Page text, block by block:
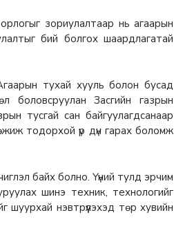
зориулалтаар нь агаарын
бий болгох шаардлагатай
тухай хууль болон бусад
боловсруулан Засгийн газрын
тусгай сан байгуулагдсанаар
тодорхой үр дүн гарах боломж
байх болно. Үүний тулд эрчим
шинэ техник, технологийг
шуурхай нэвтрүүлэхэд төр хувийн